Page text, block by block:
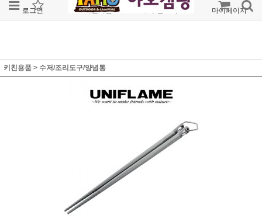
로그인 회원가입 주문조회 마이페이지
키친용품 > 수저/조리도구/양념통